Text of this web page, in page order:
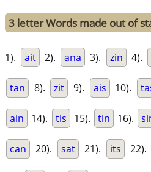
3 letter Words made out of
1). ait 2). ana 3). zin 4).
tan 8). zit 9). ais 10).
ain 14). tis 15). tin 16).
can 20). sat 21). its 22).